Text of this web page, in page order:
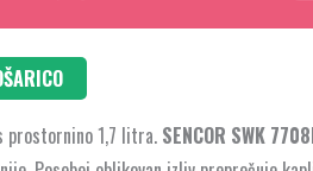
prostornino 1,7 litra. SENCOR SWK